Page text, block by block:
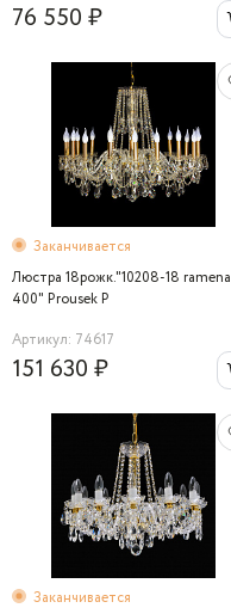
76 550 ₽
Заканчивается
Люстра 18рожк."10208-18 ramena
400" Prousek P
Артикул: 74617
151 630 ₽
Заканчивается